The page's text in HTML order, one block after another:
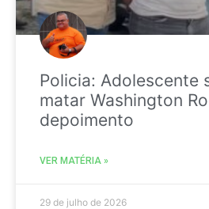
Policia: Adolescente
matar Washington
depoimento
VER MATÉRIA »
29 de julho de 2026